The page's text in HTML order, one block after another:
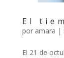
El
por amara |
El 21 de